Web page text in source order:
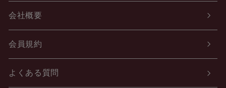
会社概要
会員規約
よくある質問